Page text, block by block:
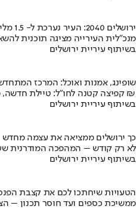
ירושלים 2040: העיר נערכת ל- 1.5 מליון תושבים
מנכ"לית העירייה מציגה תוכנית
בשיתוף עיריית ירושלים
שופינג, אמנות ואוכל: המרכז
קפיצה קטנה לחו"ל: טיילת חדשה, מיצגי אמנות, וכיכרות משופצות בהשקעה של 100 מיליון ₪
בשיתוף עיריית ירושלים
כך ירושלים ממציאה את עצמה מחדש
לא רק קודש – המהפכה המודרנית
בשיתוף עיריית ירושלים
הטעויות שיחתכו לכם את קצבת
ממשיכת כספים ועד חוסר תכנון –